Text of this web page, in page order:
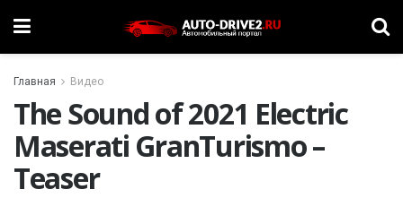
Главная Видео
The Sound of 2021 Electric
Maserati GranTurismo –
Teaser